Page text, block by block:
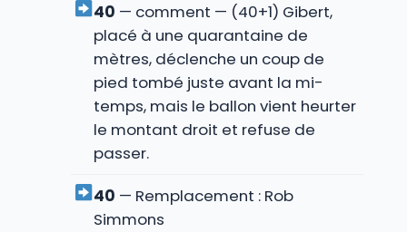
40 — comment — (40+1) Gibert,
placé à une quarantaine de
mètres, déclenche un coup de
pied tombé juste avant la mi-
temps, mais le ballon vient heurter
le montant droit et refuse de
passer.
40 — Remplacement : Rob
Simmons